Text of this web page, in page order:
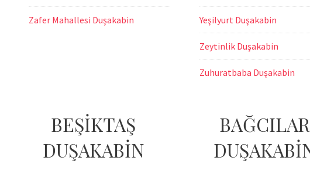
Zafer Mahallesi Duşakabin Yeşilyurt Duşakabin
Zeytinlik Duşakabin
Zuhuratbaba Duşakabin
BEŞİKTAŞ
DUŞAKABİN
BAĞCILAR